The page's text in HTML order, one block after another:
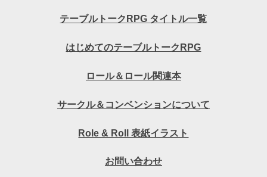
テーブルトークRPG タイトル一覧
はじめてのテーブルトークRPG
ロール＆ロール関連本
サークル＆コンベンションについて
Role & Roll 表紙イラスト
お問い合わせ